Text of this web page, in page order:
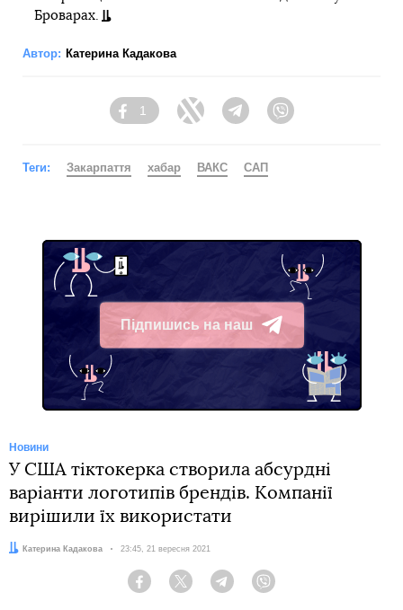
Броварах.
Автор: Катерина Кадакова
Facebook
1
Twitter TelegramViber
Теги: Закарпаття хабар ВАКС САП
Підпишись на наш
Telegram
Новини
У США тіктокерка створила абсурдні
варіанти логотипів брендів. Компанії
вирішили їх використати
Автор:Катерина Кадакова Дата:
23:45, 21 вересня 2021
Facebook Twitter Telegram